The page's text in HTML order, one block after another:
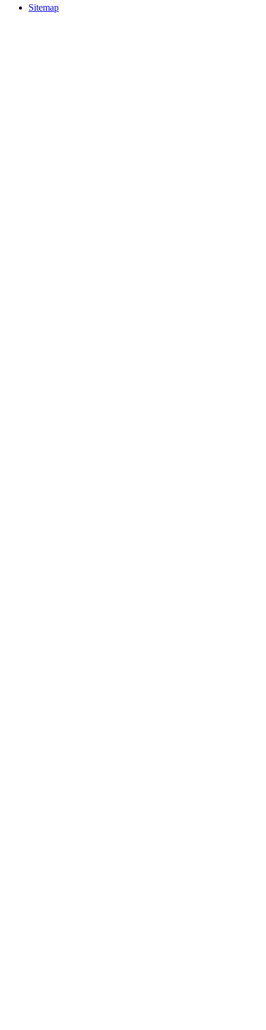
Sitemap